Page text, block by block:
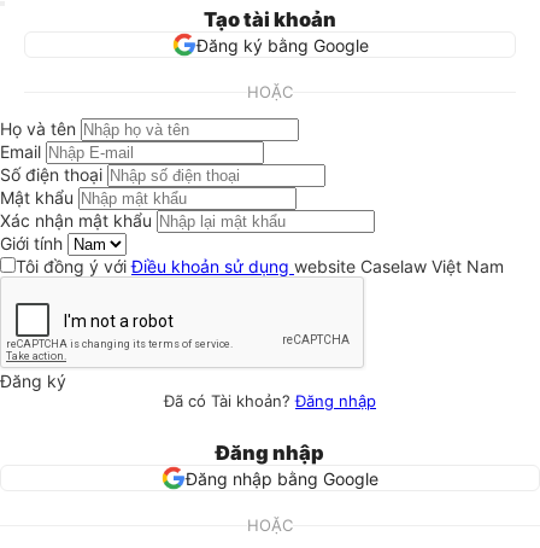
Tạo tài khoản
Đăng ký bằng Google
HOẶC
Họ và tên
Email
Số điện thoại
Mật khẩu
Xác nhận mật khẩu
Giới tính
Tôi đồng ý vớiĐiều khoản sử dụng website Caselaw Việt Nam
Đăng ký
Đã có Tài khoản?Đăng nhập
Đăng nhập
Đăng nhập bằng Google
HOẶC